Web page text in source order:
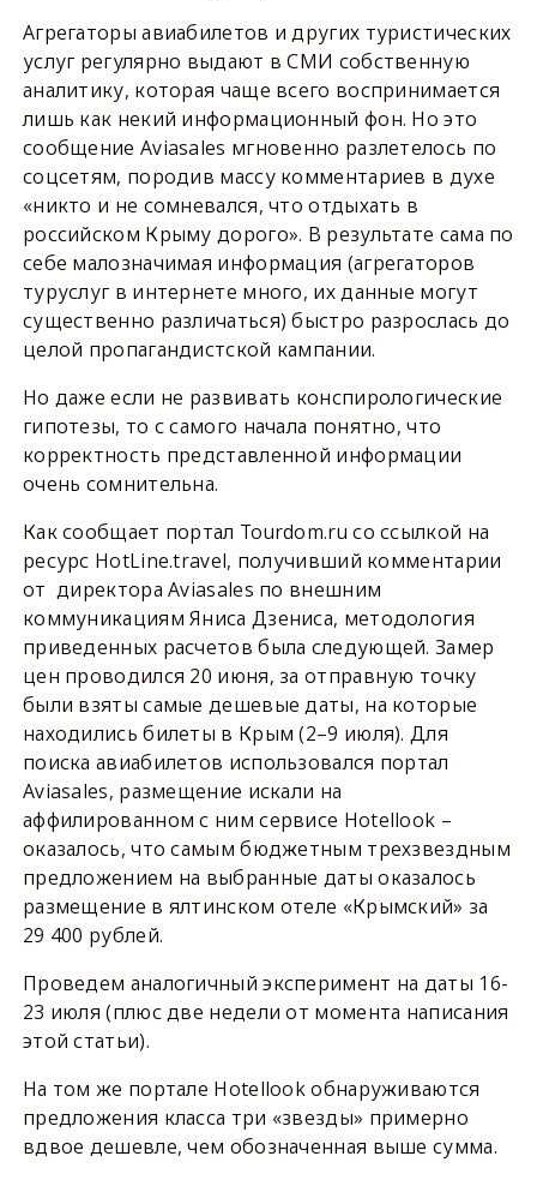
Агрегаторы авиабилетов и других туристических
услуг регулярно выдают в СМИ собственную
аналитику, которая чаще всего воспринимается
лишь как некий информационный фон. Но это
сообщение Aviasales мгновенно разлетелось по
соцсетям, породив массу комментариев в духе
«никто и не сомневался, что отдыхать в
российском Крыму дорого». В результате сама по
себе малозначимая информация (агрегаторов
туруслуг в интернете много, их данные могут
существенно различаться) быстро разрослась до
целой пропагандистской кампании.
Но даже если не развивать конспирологические
гипотезы, то с самого начала понятно, что
корректность представленной информации
очень сомнительна.
Как сообщает портал Tourdom.ru со ссылкой на
ресурс HotLine.travel, получивший комментарии
от директора Aviasales по внешним
коммуникациям Яниса Дзениса, методология
приведенных расчетов была следующей. Замер
цен проводился 20 июня, за отправную точку
были взяты самые дешевые даты, на которые
находились билеты в Крым (2–9 июля). Для
поиска авиабилетов использовался портал
Aviasales, размещение искали на
аффилированном с ним сервисе Hotellook –
оказалось, что самым бюджетным трехзвездным
предложением на выбранные даты оказалось
размещение в ялтинском отеле «Крымский» за
29 400 рублей.
Проведем аналогичный эксперимент на даты 16-
23 июля (плюс две недели от момента написания
этой статьи).
На том же портале Hotellook обнаруживаются
предложения класса три «звезды» примерно
вдвое дешевле, чем обозначенная выше сумма.